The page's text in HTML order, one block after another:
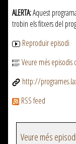
ALERTA:Aquest
trobin els fitxers del
Reproduir episodi
Veure més episodis
http://
RSS feed